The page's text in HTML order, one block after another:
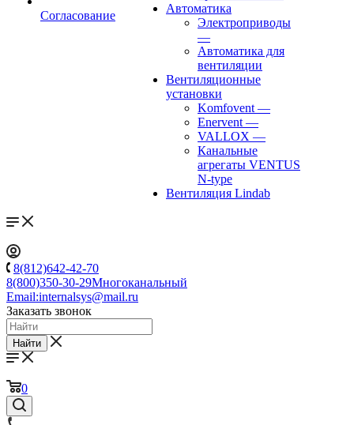
Согласование
Автоматика
Электроприводы
—
Автоматика для
вентиляции
Вентиляционные
установки
Komfovent —
Enervent —
VALLOX —
Канальные
агрегаты VENTUS
N-type
Вентиляция Lindab
8(812)642-42-70
8(800)350-30-29Многоканальный
Email:internalsys@mail.ru
Заказать звонок
Найти
0